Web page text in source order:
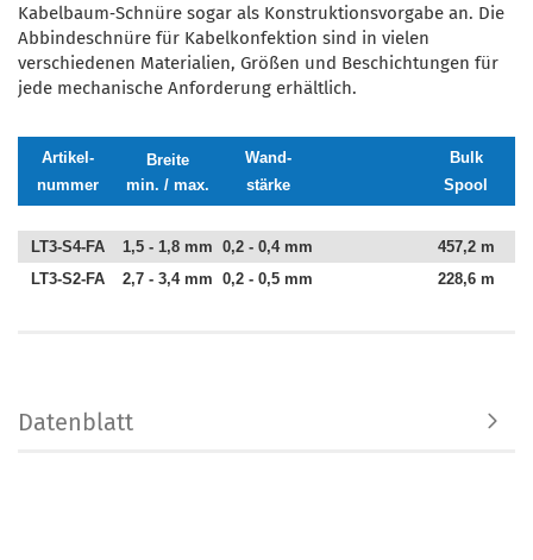
Kabelbaum‑Schnüre sogar als Konstruktionsvorgabe an. Die
Abbindeschnüre für Kabelkonfektion sind in vielen
verschiedenen Materialien, Größen und Beschichtungen für
jede mechanische Anforderung erhältlich.
Artikel-
nummer
Breite
min. / max.
Wand-
stärke
Bulk
Spool
LT3-S4-FA 1,5 - 1,8 mm 0,2 - 0,4 mm
457,2 m
LT3-S2-FA
2,7 - 3,4 mm 0,2 - 0,5 mm 228,6 m
Datenblatt